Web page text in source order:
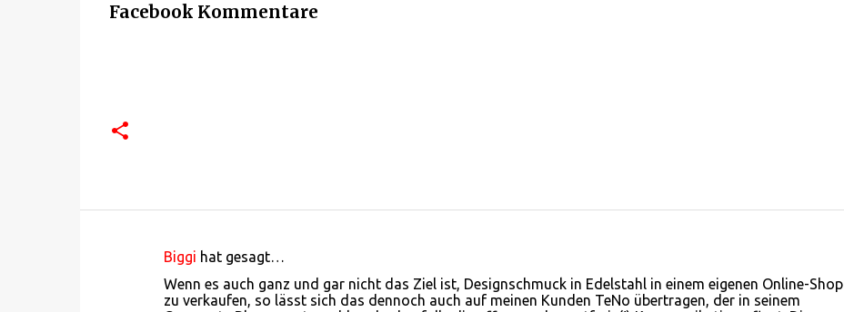
Facebook Kommentare
Biggi hat gesagt…
Wenn es auch ganz und gar nicht das Ziel ist, Designschmuck in Edelstahl in einem eigenen Online-Shop
zu verkaufen, so lässt sich das dennoch auch auf meinen Kunden TeNo übertragen, der in seinem